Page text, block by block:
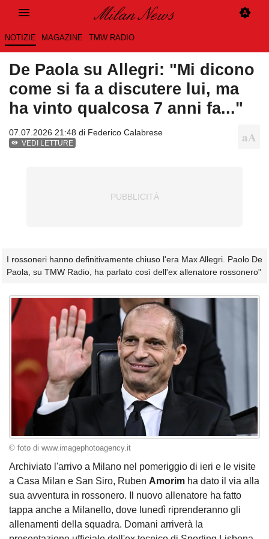
NOTIZIE MAGAZINE TMW RADIO
De Paola su Allegri: "Mi dicono
come si fa a discutere lui, ma
ha vinto qualcosa 7 anni fa..."
07.07.2026 21:48 di Federico Calabrese
VEDI LETTURE
I rossoneri hanno definitivamente chiuso l'era Max Allegri. Paolo De
Paola, su TMW Radio, ha parlato così dell'ex allenatore rossonero"
© foto di www.imagephotoagency.it
Archiviato l'arrivo a Milano nel pomeriggio di ieri e le visite
a Casa Milan e San Siro, Ruben Amorim ha dato il via alla
sua avventura in rossonero. Il nuovo allenatore ha fatto
tappa anche a Milanello, dove lunedì riprenderanno gli
allenamenti della squadra. Domani arriverà la